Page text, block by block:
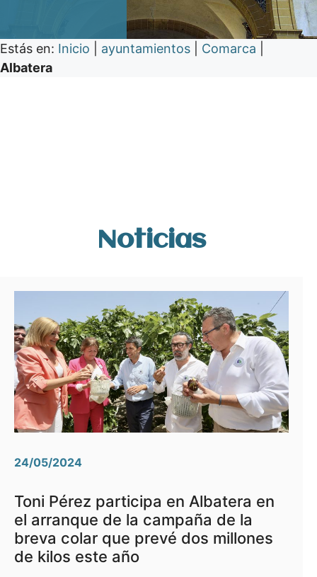
Estás en: Inicio ayuntamientos Comarca
Albatera
Noticias
24/05/2024
Toni Pérez participa en Albatera en
el arranque de la campaña de la
breva colar que prevé dos millones
de kilos este año